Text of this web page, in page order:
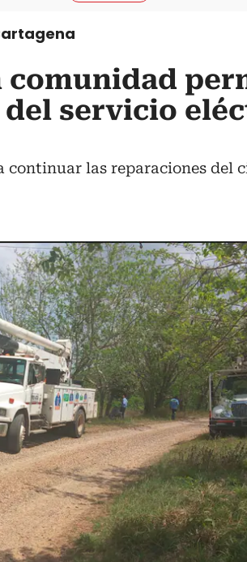
comunidad
servicio
continuar las reparaciones